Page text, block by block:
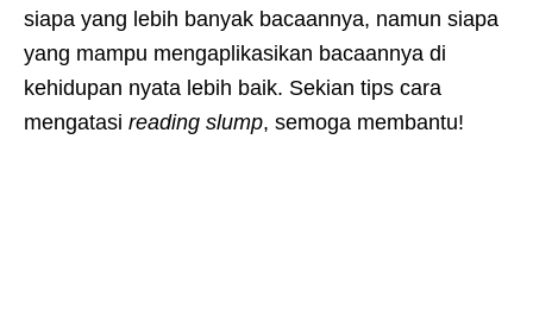
siapa yang lebih banyak bacaannya, namun siapa
yang mampu mengaplikasikan bacaannya di
kehidupan nyata lebih baik. Sekian tips cara
mengatasi reading slump, semoga membantu!